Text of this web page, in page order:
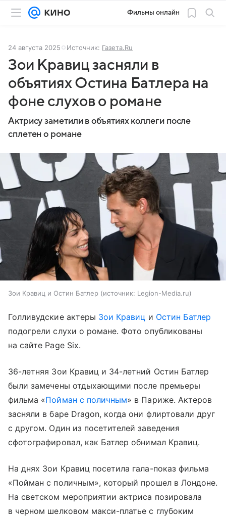
Фильмы онлайн
24 августа 2025 Источник: Газета.Ru
Зои Кравиц засняли в
объятиях Остина Батлера на
фоне слухов о романе
Актрису заметили в объятиях коллеги после
сплетен о романе
Зои Кравиц и Остин Батлер источник: Legion-Media.ru
Голливудские актеры Зои Кравиц и Остин Батлер
подогрели слухи о романе. Фото опубликованы
на сайте Page Six.
36-летняя Зои Кравиц и 34-летний Остин Батлер
были замечены отдыхающими после премьеры
фильма «Пойман с поличным» в Париже. Актеров
засняли в баре Dragon, когда они флиртовали друг
с другом. Один из посетителей заведения
сфотографировал, как Батлер обнимал Кравиц.
На днях Зои Кравиц посетила гала-показ фильма
«Пойман с поличным», который прошел в Лондоне.
На светском мероприятии актриса позировала
в черном шелковом макси-платье с глубоким